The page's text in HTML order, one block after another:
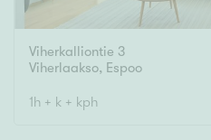
Viherkalliontie 3
Viherlaakso, Espoo
1h + k + kph